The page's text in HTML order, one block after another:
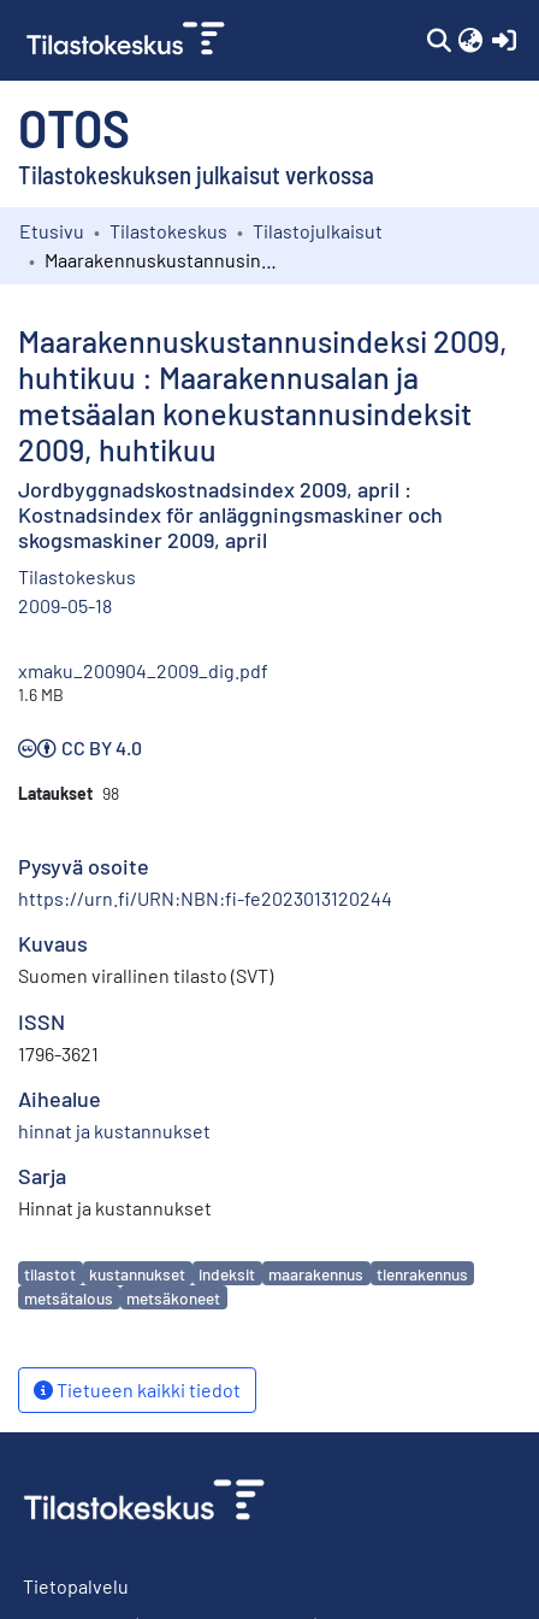
OTOS
Tilastokeskuksen julkaisut verkossa
Kokoelmat
Etusivu Tilastokeskus
Tilastojulkaisut
Maarakennuskustannusindeksi 2009,
huhtikuu : Maarakennusalan ja
metsäalan konekustannusindeksit
2009, huhtikuu
Jordbyggnadskostnadsindex 2009, april :
Kostnadsindex för anläggningsmaskiner och
skogsmaskiner 2009, april
Tilastokeskus
2009-05-18
xmaku_200904_2009_dig.pdf
1.6 MB
CC BY 4.0
Lataukset 98
Pysyvä osoite
https://urn.fi/URN:NBN:fi-fe2023013120244
Kuvaus
Suomen virallinen tilasto (SVT)
ISSN
1796-3621
Aihealue
hinnat ja kustannukset
Sarja
Hinnat ja kustannukset
Avainsanat
tilastot kustannukset indeksit maarakennus
tienrakennus
metsätalous
metsäkoneet
Tietueen kaikki tiedot
Tietopalvelu